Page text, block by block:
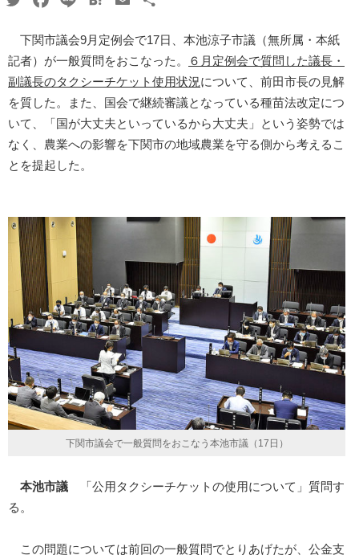
下関市議会9月定例会で17日、本池涼子市議（無所属・本紙
記者）が一般質問をおこなった。
６月定例会で質問した議長・
副議長のタクシーチケット使用状況について、前田市長の見解
を質した。また、国会で継続審議となっている種苗法改定につ
いて、「国が大丈夫といっているから大丈夫」という姿勢では
なく、農業への影響を下関市の地域農業を守る側から考えるこ
とを提起した。
下関市議会で一般質問をおこなう本池市議（17日）
本池市議 「公用タクシーチケットの使用について」質問す
る。
この問題については前回の一般質問でとりあげたが、公金支